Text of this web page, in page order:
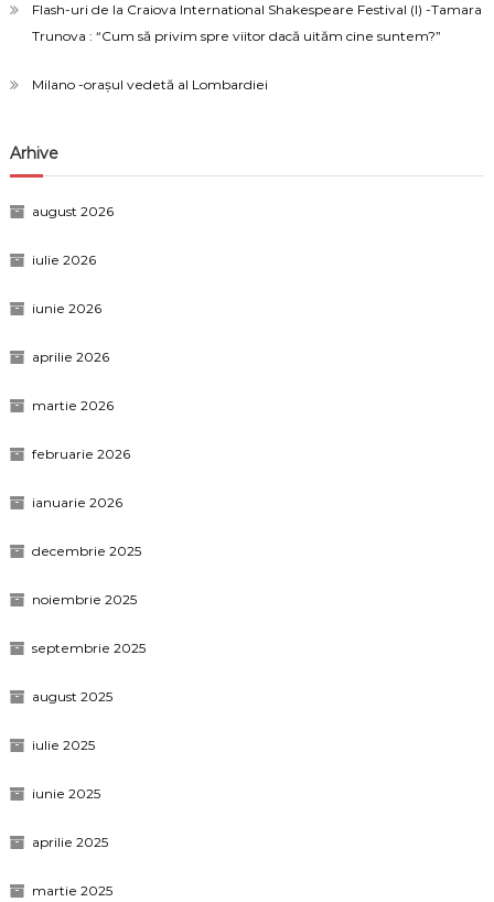
Flash-uri de la Craiova International Shakespeare Festival (I) -Tamara
Trunova : “Cum să privim spre viitor dacă uităm cine suntem?”
Milano -orașul vedetă al Lombardiei
Arhive
august 2026
iulie 2026
iunie 2026
aprilie 2026
martie 2026
februarie 2026
ianuarie 2026
decembrie 2025
noiembrie 2025
septembrie 2025
august 2025
iulie 2025
iunie 2025
aprilie 2025
martie 2025